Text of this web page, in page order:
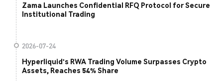
Zama Launches Confidential RFQ Protocol for Secure
Institutional Trading
2026-07-24
Hyperliquid's RWA Trading Volume Surpasses Crypto
Assets, Reaches 54% Share